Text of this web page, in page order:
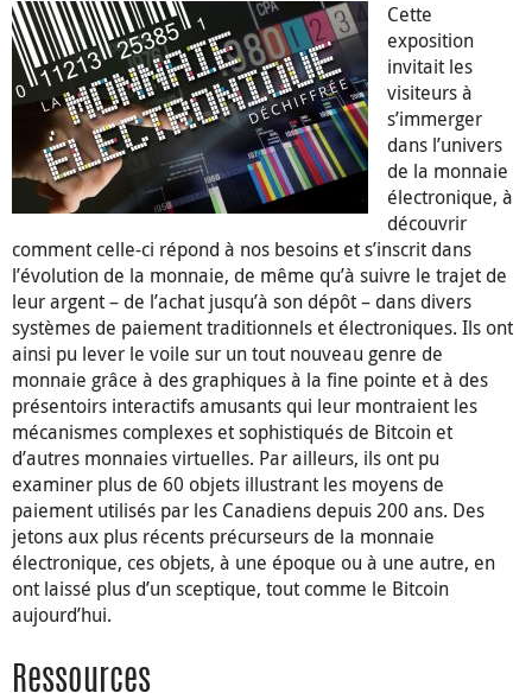
Cette
exposition
invitait les
visiteurs à
s’immerger
dans l’univers
de la monnaie
électronique, à
découvrir
comment celle-ci répond à nos besoins et s’inscrit dans
l’évolution de la monnaie, de même qu’à suivre le trajet de
leur argent – de l’achat jusqu’à son dépôt – dans divers
systèmes de paiement traditionnels et électroniques. Ils ont
ainsi pu lever le voile sur un tout nouveau genre de
monnaie grâce à des graphiques à la fine pointe et à des
présentoirs interactifs amusants qui leur montraient les
mécanismes complexes et sophistiqués de Bitcoin et
d’autres monnaies virtuelles. Par ailleurs, ils ont pu
examiner plus de 60 objets illustrant les moyens de
paiement utilisés par les Canadiens depuis 200 ans. Des
jetons aux plus récents précurseurs de la monnaie
électronique, ces objets, à une époque ou à une autre, en
ont laissé plus d’un sceptique, tout comme le Bitcoin
aujourd’hui.
Ressources